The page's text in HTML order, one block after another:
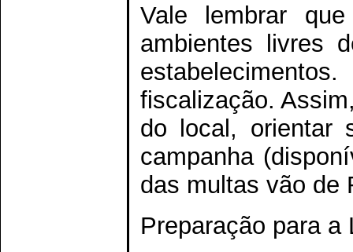
Vale lembrar
ambientes livres
fiscalização.
do local, orientar
campanha
das multas vão de
Preparação para a